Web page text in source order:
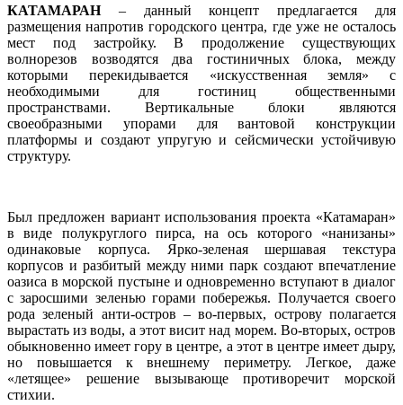
КАТАМАРАН– данный концепт предлагается для
размещения напротив городского центра, где уже не осталось
мест под застройку. В продолжение существующих
волнорезов возводятся два гостиничных блока, между
которыми перекидывается «искусственная земля» с
необходимыми для гостиниц общественными
пространствами. Вертикальные блоки являются
своеобразными упорами для вантовой конструкции
платформы и создают упругую и сейсмически устойчивую
структуру.
Был предложен вариант использования проекта «Катамаран»
в виде полукруглого пирса, на ось которого «нанизаны»
одинаковые корпуса. Ярко-зеленая шершавая текстура
корпусов и разбитый между ними парк создают впечатление
оазиса в морской пустыне и одновременно вступают в диалог
с заросшими зеленью горами побережья. Получается своего
рода зеленый анти-остров – во-первых, острову полагается
вырастать из воды, а этот висит над морем. Во-вторых, остров
обыкновенно имеет гору в центре, а этот в центре имеет дыру,
но повышается к внешнему периметру. Легкое, даже
«летящее» решение вызывающе противоречит морской
стихии.